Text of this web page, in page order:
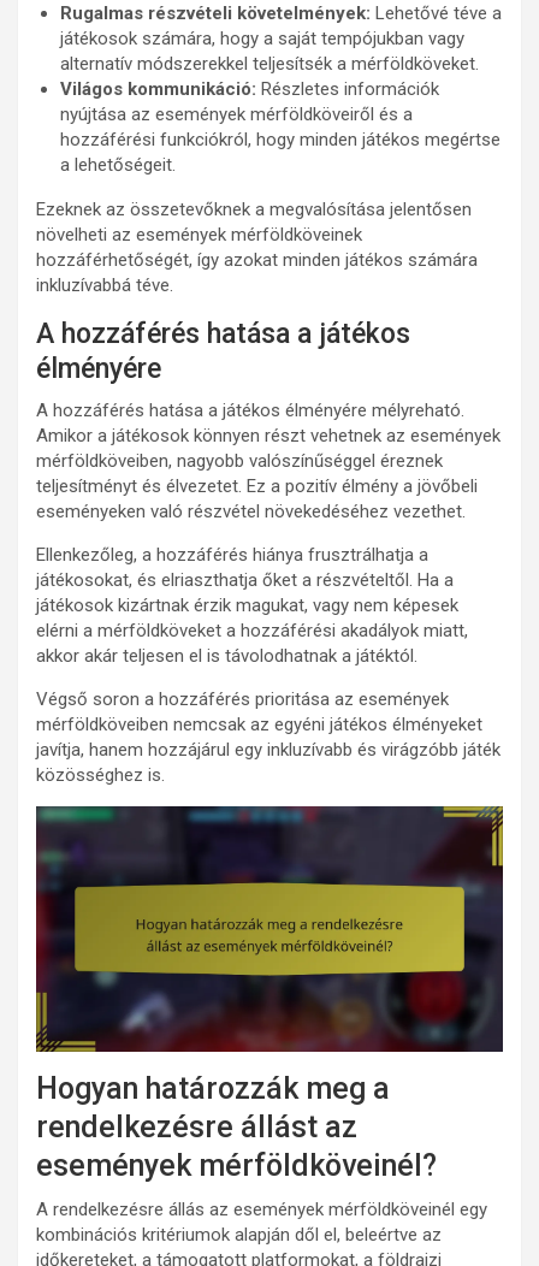
Rugalmas részvételi követelmények: Lehetővé téve a
játékosok számára, hogy a saját tempójukban vagy
alternatív módszerekkel teljesítsék a mérföldköveket.
Világos kommunikáció: Részletes információk
nyújtása az események mérföldköveiről és a
hozzáférési funkciókról, hogy minden játékos megértse
a lehetőségeit.
Ezeknek az összetevőknek a megvalósítása jelentősen
növelheti az események mérföldköveinek
hozzáférhetőségét, így azokat minden játékos számára
inkluzívabbá téve.
A hozzáférés hatása a játékos
élményére
A hozzáférés hatása a játékos élményére mélyreható.
Amikor a játékosok könnyen részt vehetnek az események
mérföldköveiben, nagyobb valószínűséggel éreznek
teljesítményt és élvezetet. Ez a pozitív élmény a jövőbeli
eseményeken való részvétel növekedéséhez vezethet.
Ellenkezőleg, a hozzáférés hiánya frusztrálhatja a
játékosokat, és elriaszthatja őket a részvételtől. Ha a
játékosok kizártnak érzik magukat, vagy nem képesek
elérni a mérföldköveket a hozzáférési akadályok miatt,
akkor akár teljesen el is távolodhatnak a játéktól.
Végső soron a hozzáférés prioritása az események
mérföldköveiben nemcsak az egyéni játékos élményeket
javítja, hanem hozzájárul egy inkluzívabb és virágzóbb játék
közösséghez is.
Hogyan határozzák meg a
rendelkezésre állást az
események mérföldköveinél?
A rendelkezésre állás az események mérföldköveinél egy
kombinációs kritériumok alapján dől el, beleértve az
időkereteket, a támogatott platformokat, a földrajzi